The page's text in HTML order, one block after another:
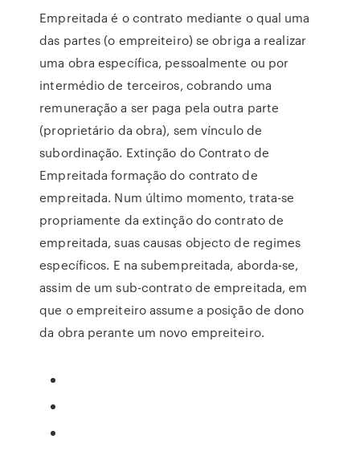
Empreitada é o contrato mediante o qual uma
das partes (o empreiteiro) se obriga a realizar
uma obra específica, pessoalmente ou por
intermédio de terceiros, cobrando uma
remuneração a ser paga pela outra parte
(proprietário da obra), sem vínculo de
subordinação. Extinção do Contrato de
Empreitada formação do contrato de
empreitada. Num último momento, trata-se
propriamente da extinção do contrato de
empreitada, suas causas objecto de regimes
específicos. E na subempreitada, aborda-se,
assim de um sub-contrato de empreitada, em
que o empreiteiro assume a posição de dono
da obra perante um novo empreiteiro.